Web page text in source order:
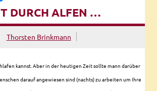
DURCH ALFEN …
Thorsten Brinkmann
kannst. Aber in der heutigen Zeit sollte mann darüber
darauf angewiesen sind (nachts) zu arbeiten um Ihre